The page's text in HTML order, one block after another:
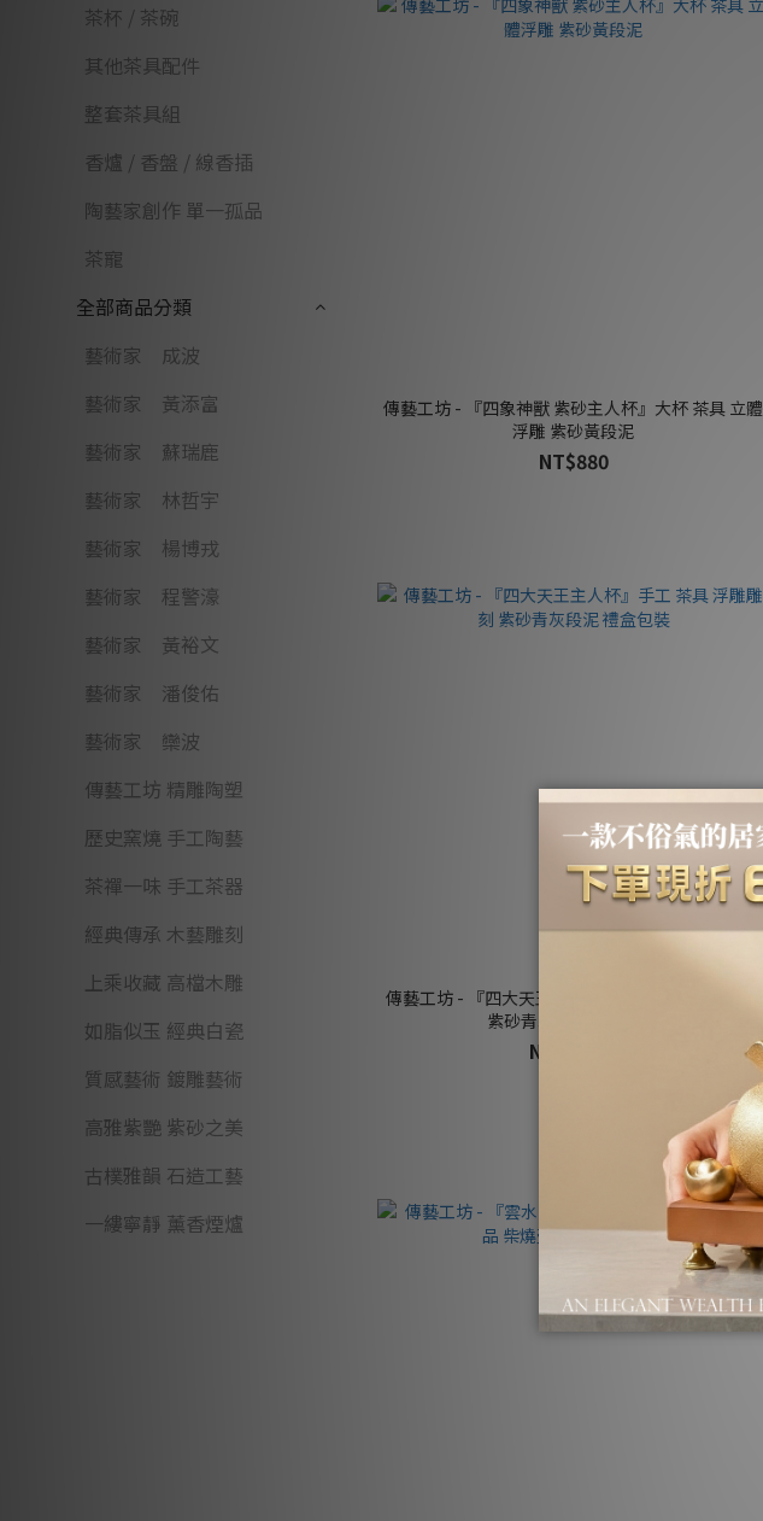
茶杯 / 茶碗
其他茶具配件
整套茶具組
香爐 / 香盤 / 線香插
陶藝家創作 單一孤品
茶寵
全部商品分類
藝術家 成波
藝術家 黃添富
藝術家 蘇瑞鹿
藝術家 林哲宇
藝術家 楊博戎
藝術家 程警濠
藝術家 黃裕文
藝術家 潘俊佑
藝術家 欒波
傳藝工坊 精雕陶塑
歷史窯燒 手工陶藝
茶禪一味 手工茶器
經典傳承 木藝雕刻
上乘收藏 高檔木雕
如脂似玉 經典白瓷
質感藝術 鍍雕藝術
高雅紫艷 紫砂之美
古樸雅韻 石造工藝
一縷寧靜 薰香煙爐
傳藝工坊 - 『四象神獸 紫砂主人杯』大杯 茶具 立體
浮雕 紫砂黃段泥
NT$880
傳藝工坊 - 『四大天王主人杯』手工 茶具 浮雕雕刻
紫砂青灰段泥 禮盒包裝
NT$1,980